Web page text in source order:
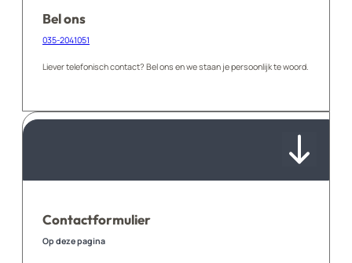
Bel ons
035-2041051
Liever telefonisch contact? Bel ons en we staan je persoonlijk te woord.
Contactformulier
Op deze pagina